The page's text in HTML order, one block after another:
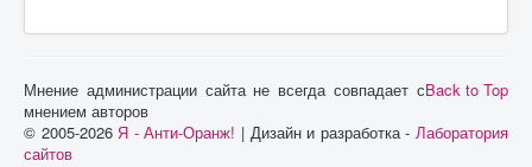
Back to Top
Мнение администрации сайта не всегда совпадает с
мнением авторов
© 2005-2026Я - Анти-Оранж! | Дизайн и разработка -Лаборатория
сайтов